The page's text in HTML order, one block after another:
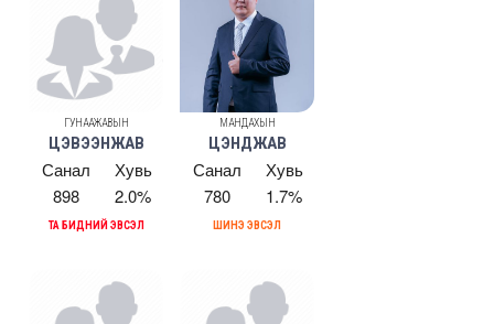
ГУНААЖАВЫН
ЦЭВЭЭНЖАВ
Санал
Хувь
898
2.0%
ТА БИДНИЙ ЭВСЭЛ
МАНДАХЫН
ЦЭНДЖАВ
Санал
Хувь
780
1.7%
ШИНЭ ЭВСЭЛ